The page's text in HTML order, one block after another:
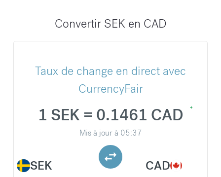
Convertir SEK en CAD
Taux de change en direct avec
CurrencyFair
SEK
1 SEK = 0.1461 CAD
Mis à jour à 05:37
CAD